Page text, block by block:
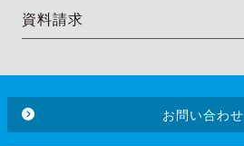
資料請求
お問い合わせ